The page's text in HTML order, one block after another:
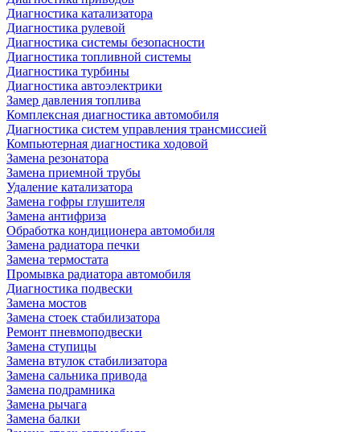
Диагностика катализатора
Диагностика рулевой
Диагностика системы безопасности
Диагностика топливной системы
Диагностика турбины
Диагностика автоэлектрики
Замер давления топлива
Комплексная диагностика автомобиля
Диагностика систем управления трансмиссией
Компьютерная диагностика ходовой
Замена резонатора
Замена приемной трубы
Удаление катализатора
Замена гофры глушителя
Замена антифриза
Обработка кондиционера автомобиля
Замена радиатора печки
Замена термостата
Промывка радиатора автомобиля
Диагностика подвески
Замена мостов
Замена стоек стабилизатора
Ремонт пневмоподвески
Замена ступицы
Замена втулок стабилизатора
Замена сальника привода
Замена подрамника
Замена рычага
Замена балки